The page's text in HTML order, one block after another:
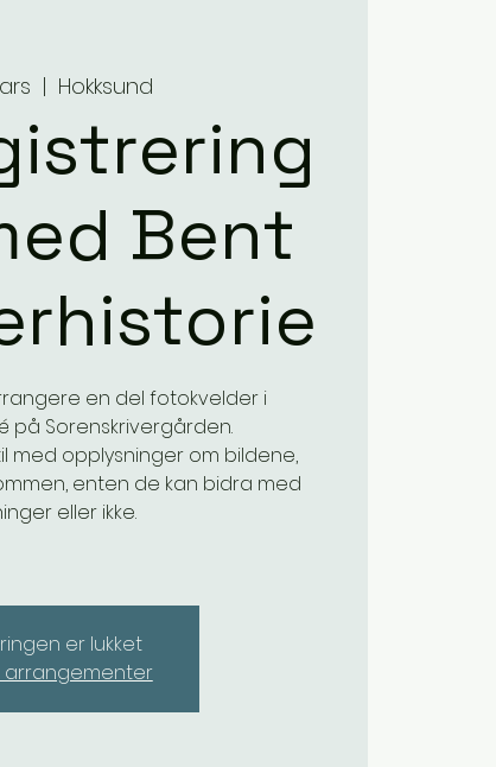
  |
Hokksund
Bent
en del fotokvelder i
på Sorenskrivergården.
med opplysninger om bildene,
enten de kan bidra med
eller ikke.
er lukket
arrangementer